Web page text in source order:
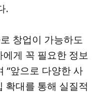
.
창업이 가능하도
게 꼭 필요한 정보
“앞으로 다양한 사
확대를 통해 실질적